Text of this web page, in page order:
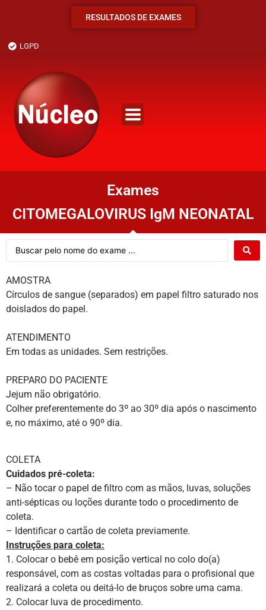
RESULTADOS DE EXAMES
LGPD
Exames
CITOMEGALOVIRUS IgM NEONATAL
AMOSTRA
Círculos de sangue (separados) em papel filtro saturado nos
doislados do papel.
ATENDIMENTO
Em todas as unidades. Sem restrições.
PREPARO DO PACIENTE
Jejum não obrigatório.
Colher preferentemente do 3º ao 30º dia após o nascimento
e, no máximo, até o 90º dia.
COLETA
Cuidados pré-coleta:
– Não tocar o papel de filtro com as mãos, luvas, soluções
anti-sépticas ou loções durante todo o procedimento de
coleta.
– Identificar o cartão de coleta previamente.
Instruções para coleta:
1. Colocar o bebê em posição vertical no colo do(a)
responsável, com as costas voltadas para o profisional que
realizará a coleta ou deitá-lo de bruços sobre uma cama.
2. Colocar luva de procedimento.